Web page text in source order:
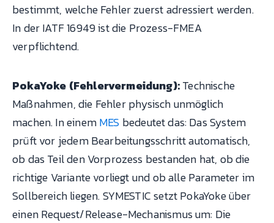
bestimmt, welche Fehler zuerst adressiert werden.
In der IATF 16949 ist die Prozess-FMEA
verpflichtend.
PokaYoke (Fehlervermeidung):Technische
Maßnahmen, die Fehler physisch unmöglich
machen. In einemMES bedeutet das: Das System
prüft vor jedem Bearbeitungsschritt automatisch,
ob das Teil den Vorprozess bestanden hat, ob die
richtige Variante vorliegt und ob alle Parameter im
Sollbereich liegen. SYMESTIC setzt PokaYoke über
einen Request/Release-Mechanismus um: Die